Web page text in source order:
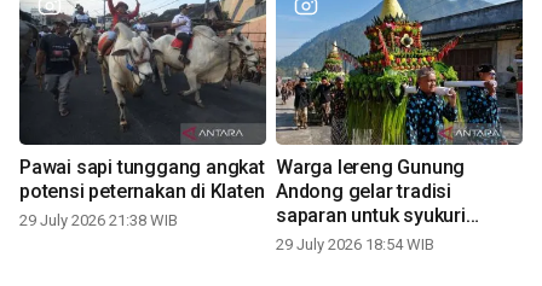
Pawai sapi tunggang angkat
potensi peternakan di Klaten
29 July 2026 21:38 WIB
Warga lereng Gunung
Andong gelar tradisi
saparan untuk syukuri
panen
29 July 2026 18:54 WIB